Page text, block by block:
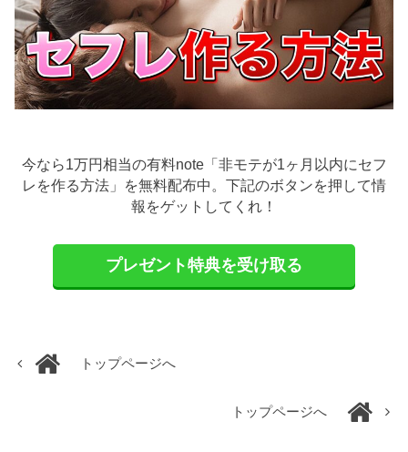
今なら1万円相当の有料note「非モテが1ヶ月以内にセフ
レを作る方法」を無料配布中。下記のボタンを押して情
報をゲットしてくれ！
プレゼント特典を受け取る
トップページへ
トップページへ